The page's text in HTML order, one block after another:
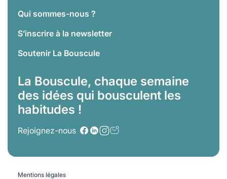
Qui sommes-nous ?
S’inscrire à la newsletter
Soutenir La Bouscule
La Bouscule, chaque semaine
des idées qui bousculent les
habitudes !
Rejoignez-nous
Mentions légales